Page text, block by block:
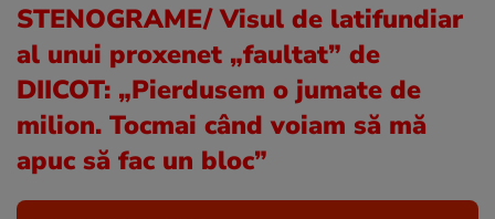
STENOGRAME/ Visul de latifundiar
al unui proxenet „faultat” de
DIICOT: „Pierdusem o jumate de
milion. Tocmai când voiam să mă
apuc să fac un bloc”